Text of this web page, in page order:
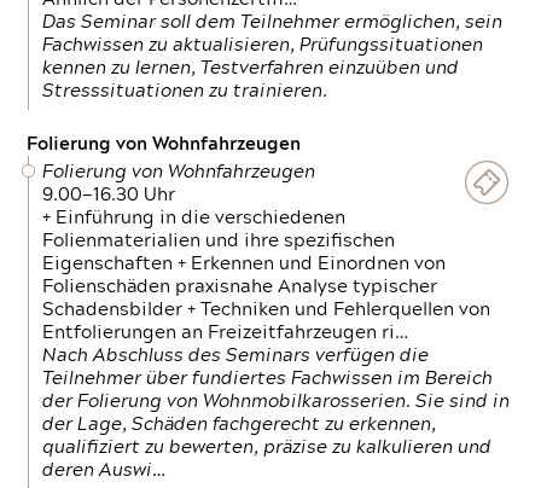
Das Seminar soll dem Teilnehmer ermöglichen, sein
Fachwissen zu aktualisieren, Prüfungssituationen
kennen zu lernen, Testverfahren einzuüben und
Stresssituationen zu trainieren.
Folierung von Wohnfahrzeugen
Folierung von Wohnfahrzeugen
9.00—16.30 Uhr
+ Einführung in die verschiedenen
Folienmaterialien und ihre spezifischen
Eigenschaften + Erkennen und Einordnen von
Folienschäden praxisnahe Analyse typischer
Schadensbilder + Techniken und Fehlerquellen von
Entfolierungen an Freizeitfahrzeugen ri…
Nach Abschluss des Seminars verfügen die
Teilnehmer über fundiertes Fachwissen im Bereich
der Folierung von Wohnmobilkarosserien. Sie sind in
der Lage, Schäden fachgerecht zu erkennen,
qualifiziert zu bewerten, präzise zu kalkulieren und
deren Auswi…